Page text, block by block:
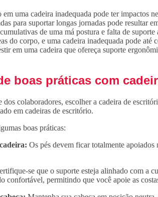
em uma cadeira inadequada pode ter
para suportar longas jornadas pode resultar
de uma má postura e falta de
do corpo, e uma cadeira inadequada pode
em uma cadeira que ofereça suporte
boas práticas com
dos colaboradores, escolher a cadeira de
em cadeiras de escritório.
boas práticas:
Os pés devem ficar totalmente
se que o suporte esteja alinhado com a
confortável, permitindo que você apoie as